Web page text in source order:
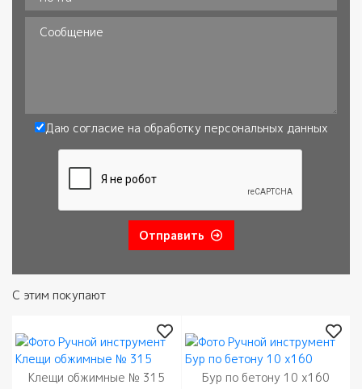
Почта
Сообщение
Даю согласие на обработку персональных данных
Отправить
С этим покупают
Клещи обжимные № 315 Бур по бетону 10 х160